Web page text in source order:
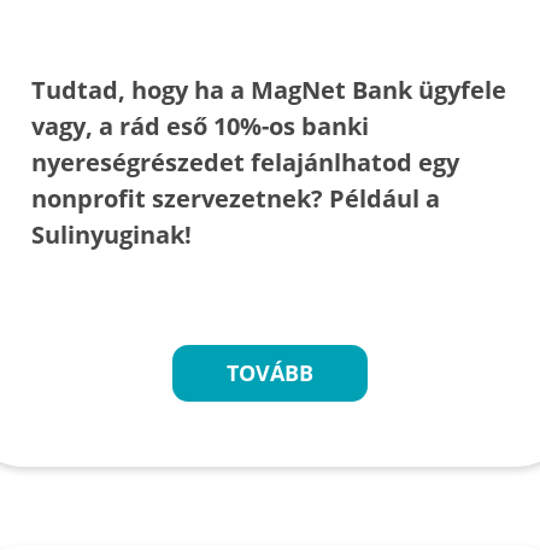
Tudtad, hogy ha a MagNet Bank ügyfele
vagy, a rád eső 10%-os banki
nyereségrészedet felajánlhatod egy
nonprofit szervezetnek? Például a
Sulinyuginak!
TOVÁBB